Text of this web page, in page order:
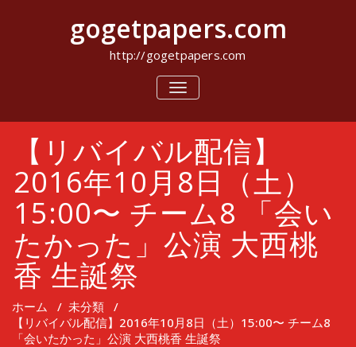
キ
gogetpapers.com
http://gogetpapers.com
ナ
ビ
シ
ョ
ン
を
切
り
え
【リバイバル配信】
2016年10月8日（土）
15:00〜 チーム8 「会い
たかった」公演 大西桃
香 生誕祭
ホーム / 未分類 /
【リバイバル配信】2016年10月8日（土）15:00〜 チーム8
「会いたかった」公演 大西桃香 生誕祭